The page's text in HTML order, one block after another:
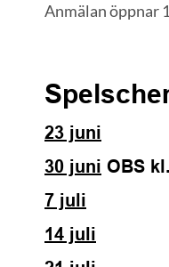
Anmälan öppnar
23 juni
30 juni OBS
7 juli
14 juli